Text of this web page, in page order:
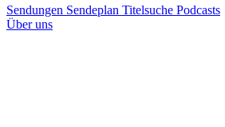
Sendungen Sendeplan Titelsuche Podcasts
Über uns